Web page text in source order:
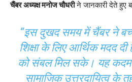
चैंबर अध्यक्ष मनोज चौधरीने जानकारी देते हुए
“इस दुखद समय में चैंबर ने
शिक्षा के लिए आर्थिक मदद
को संबल मिल सके। यह कदम
सामाजिक उत्तरदायित्व के